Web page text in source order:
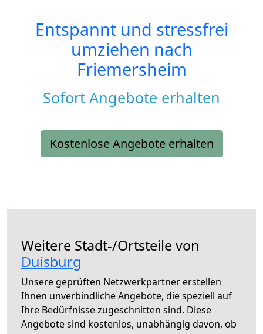
Entspannt und stressfrei
umziehen nach
Friemersheim
Sofort Angebote erhalten
Kostenlose Angebote erhalten
Weitere Stadt-/Ortsteile von
Duisburg
Unsere geprüften Netzwerkpartner erstellen
Ihnen unverbindliche Angebote, die speziell auf
Ihre Bedürfnisse zugeschnitten sind. Diese
Angebote sind kostenlos, unabhängig davon, ob